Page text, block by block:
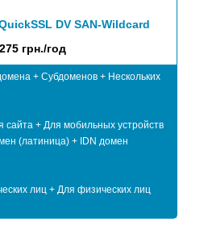
DV SAN-Wildcard
грн./год
+ Субдоменов + Нескольких
сайта + Для мобильных устройств
(латиница) + IDN домен
лиц + Для физических лиц